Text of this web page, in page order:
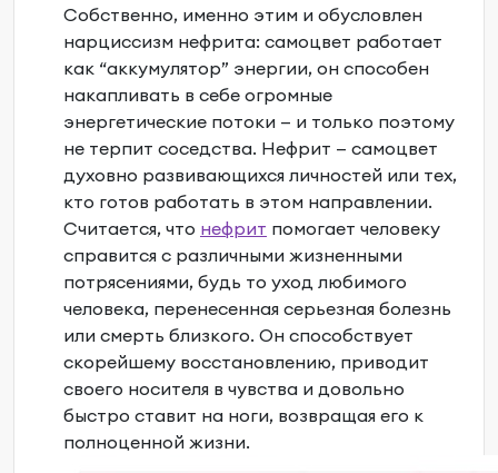
Собственно, именно этим и обусловлен
нарциссизм нефрита: самоцвет работает
как “аккумулятор” энергии, он способен
накапливать в себе огромные
энергетические потоки — и только поэтому
не терпит соседства. Нефрит — самоцвет
духовно развивающихся личностей или тех,
кто готов работать в этом направлении.
Считается, что нефрит помогает человеку
справится с различными жизненными
потрясениями, будь то уход любимого
человека, перенесенная серьезная болезнь
или смерть близкого. Он способствует
скорейшему восстановлению, приводит
своего носителя в чувства и довольно
быстро ставит на ноги, возвращая его к
полноценной жизни.